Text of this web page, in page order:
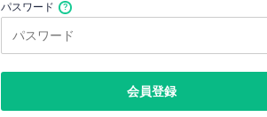
パスワード
会員登録